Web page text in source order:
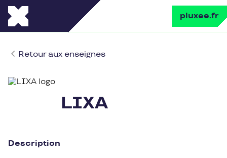
pluxee.fr
Retour aux enseignes
LIXA
Description